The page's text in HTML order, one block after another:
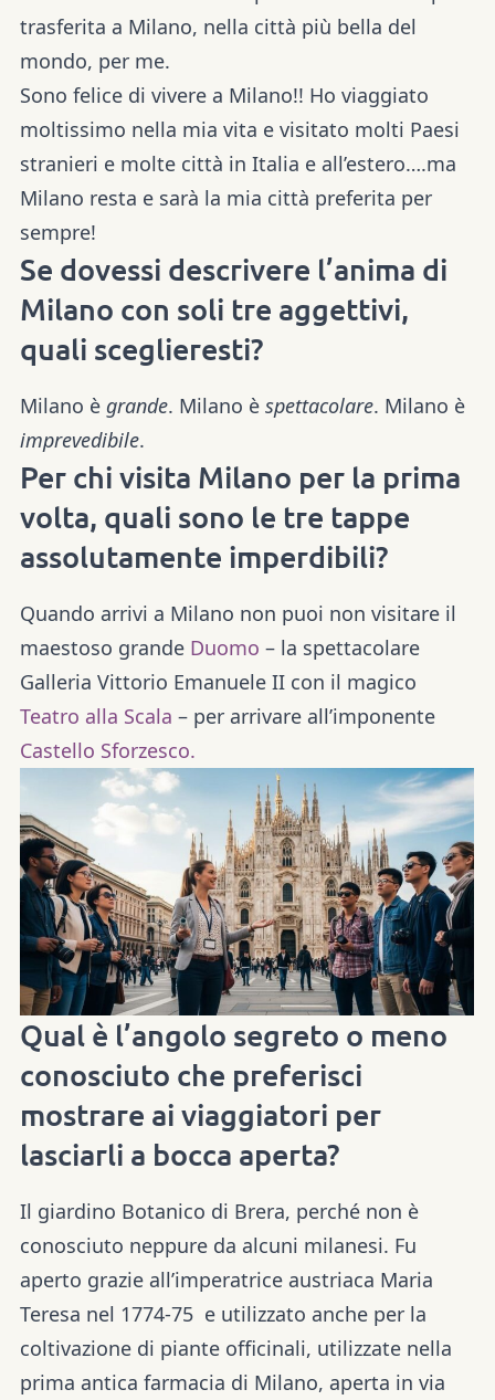
trasferita a Milano, nella città più bella del
mondo, per me.
Sono felice di vivere a Milano!! Ho viaggiato
moltissimo nella mia vita e visitato molti Paesi
stranieri e molte città in Italia e all’estero….ma
Milano resta e sarà la mia città preferita per
sempre!
Se dovessi descrivere l’anima di
Milano con soli tre aggettivi,
quali sceglieresti?
Milano è grande. Milano è spettacolare. Milano è
imprevedibile.
Per chi visita Milano per la prima
volta, quali sono le tre tappe
assolutamente imperdibili?
Quando arrivi a Milano non puoi non visitare il
maestoso grande Duomo – la spettacolare
Galleria Vittorio Emanuele II con il magico
Teatro alla Scala – per arrivare all’imponente
Castello Sforzesco.
Qual è l’angolo segreto o meno
conosciuto che preferisci
mostrare ai viaggiatori per
lasciarli a bocca aperta?
Il giardino Botanico di Brera, perché non è
conosciuto neppure da alcuni milanesi. Fu
aperto grazie all’imperatrice austriaca Maria
Teresa nel 1774-75 e utilizzato anche per la
coltivazione di piante officinali, utilizzate nella
prima antica farmacia di Milano, aperta in via